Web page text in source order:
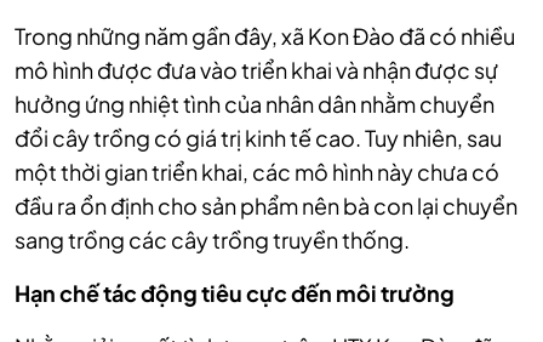
Trong những năm gần đây, xã Kon Đào đã có nhiều
mô hình được đưa vào triển khai và nhận được sự
hưởng ứng nhiệt tình của nhân dân nhằm chuyển
đổi cây trồng có giá trị kinh tế cao. Tuy nhiên, sau
một thời gian triển khai, các mô hình này chưa có
đầu ra ổn định cho sản phẩm nên bà con lại chuyển
sang trồng các cây trồng truyền thống.
Hạn chế tác động tiêu cực đến môi trường